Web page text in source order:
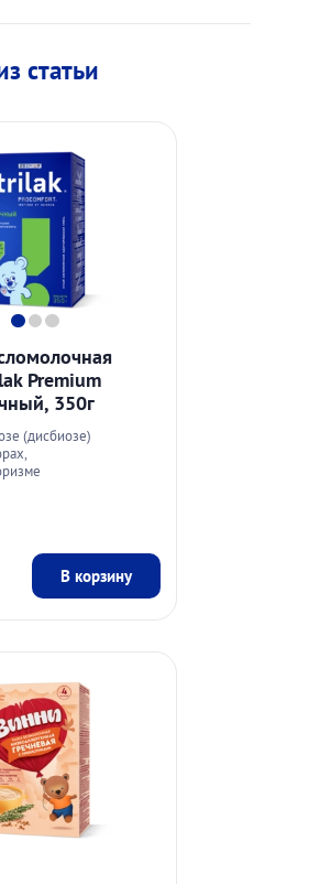
статьи
Premium
350г
(дисбиозе)
В корзину